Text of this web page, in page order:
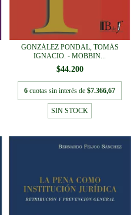
GONZÁLEZ PONDAL, TOMÁS
IGNACIO. - MOBBIN...
$44.200
6 cuotas sin interés de $7.366,67
SIN STOCK